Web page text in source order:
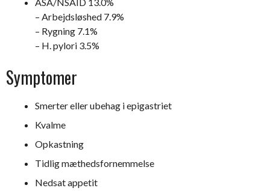
– Arbejdsløshed 7.9%
– Rygning 7.1%
– H. pylori 3.5%
Symptomer
Smerter eller ubehag i epigastriet
Kvalme
Opkastning
Tidlig mæthedsfornemmelse
Nedsat appetit